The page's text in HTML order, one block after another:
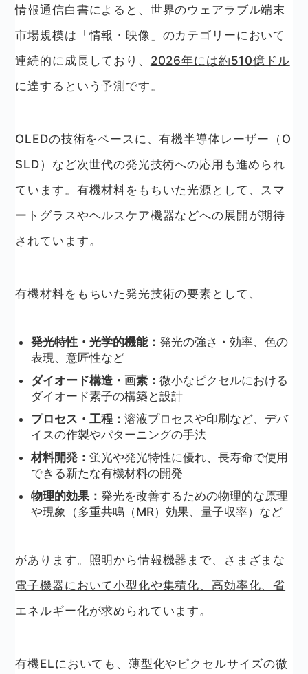
情報通信白書によると、世界のウェアラブル端末
市場規模は「情報・映像」のカテゴリーにおいて
連続的に成長しており、 2026年には約510億ドル
に達するという予測 です。
OLEDの技術をベースに、有機半導体レーザー（O
SLD）など次世代の発光技術への応用も進められ
ています。有機材料をもちいた光源として、スマ
ートグラスやヘルスケア機器などへの展開が期待
されています。
有機材料をもちいた発光技術の要素として、
発光特性・光学的機能： 発光の強さ・効率、色の
表現、意匠性など
ダイオード構造・画素： 微小なピクセルにおける
ダイオード素子の構築と設計
プロセス・工程： 溶液プロセスや印刷など、デバ
イスの作製やパターニングの手法
材料開発： 蛍光や発光特性に優れ、長寿命で使用
できる新たな有機材料の開発
物理的効果： 発光を改善するための物理的な原理
や現象（多重共鳴（MR）効果、量子収率）など
があります。照明から情報機器まで、
さまざまな
電子機器において小型化や集積化、高効率化、省
エネルギー化が求められています 。
有機ELにおいても、薄型化やピクセルサイズの微